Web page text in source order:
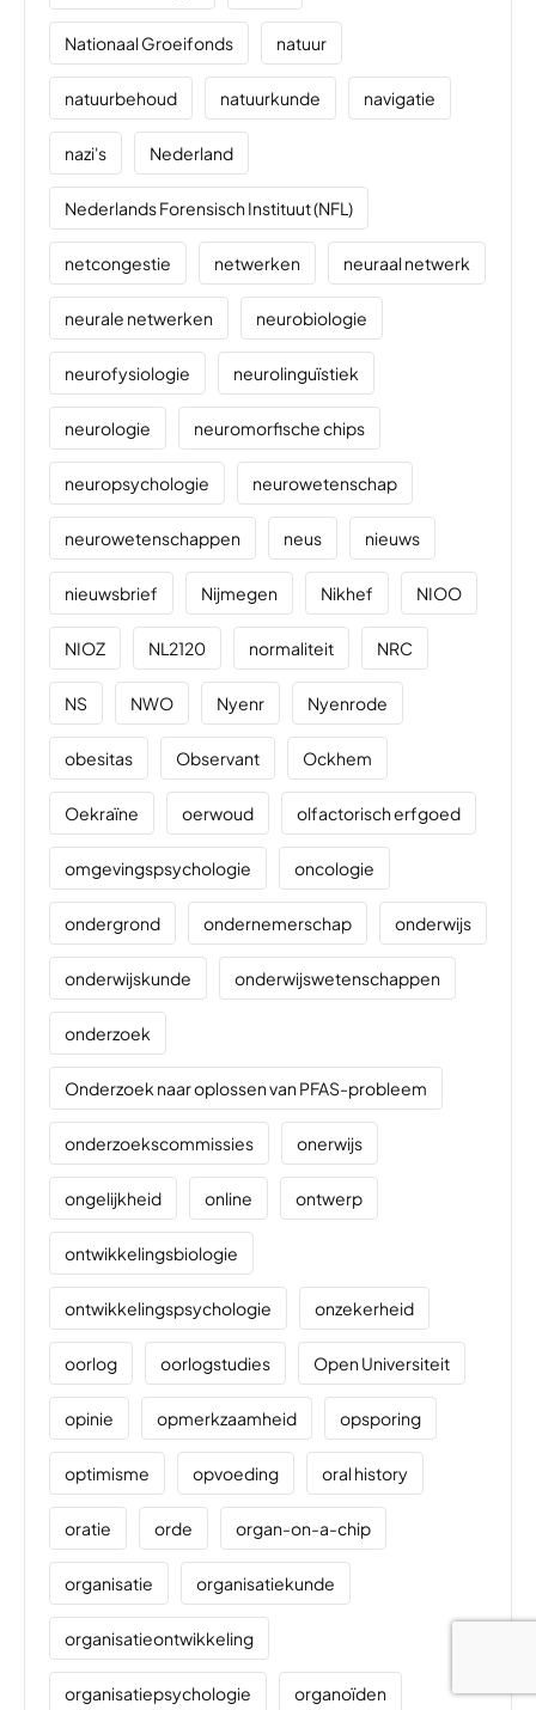
Nationaal Groeifonds natuur
natuurbehoud natuurkunde navigatie
nazi's Nederland
Nederlands Forensisch Instituut (NFL)
netcongestie netwerken neuraal netwerk
neurale netwerken neurobiologie
neurofysiologie neurolinguïstiek
neurologie neuromorfische chips
neuropsychologie neurowetenschap
neurowetenschappen neus nieuws
nieuwsbrief Nijmegen Nikhef NIOO
NIOZ NL2120 normaliteit NRC
NS NWO Nyenr Nyenrode
obesitas Observant Ockhem
Oekraïne oerwoud olfactorisch erfgoed
omgevingspsychologie oncologie
ondergrond ondernemerschap onderwijs
onderwijskunde onderwijswetenschappen
onderzoek
Onderzoek naar oplossen van PFAS-probleem
onderzoekscommissies onerwijs
ongelijkheid online ontwerp
ontwikkelingsbiologie
ontwikkelingspsychologie onzekerheid
oorlog oorlogstudies Open Universiteit
opinie opmerkzaamheid opsporing
optimisme opvoeding oral history
oratie orde organ-on-a-chip
organisatie organisatiekunde
organisatieontwikkeling
organisatiepsychologie organoïden